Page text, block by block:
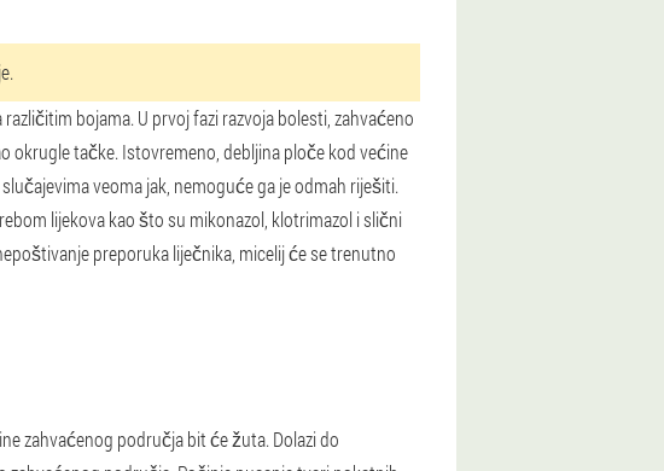
bojama. U prvoj fazi razvoja bolesti, zahvaćeno
okrugle tačke. Istovremeno, debljina ploče kod većine
veoma jak, nemoguće ga je odmah riješiti.
lijekova kao što su mikonazol, klotrimazol i slični
preporuka liječnika, micelij će se trenutno
zahvaćenog područja bit će žuta. Dolazi do